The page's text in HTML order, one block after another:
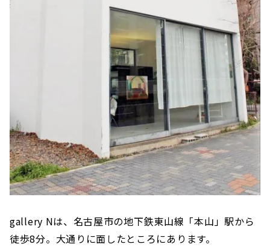
gallery Nは、名古屋市の地下鉄東山線「本山」駅から
徒歩8分。大通りに面したところにあります。